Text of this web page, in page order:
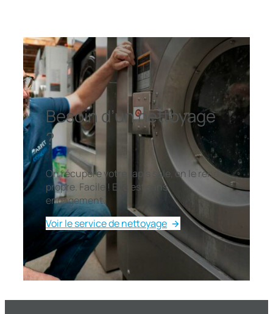
Besoin d’un nettoyage
?
On récupère votre tapis sale, on le rend
propre. Facile ! Et c’est sans
engagement.
Voir le service de nettoyage